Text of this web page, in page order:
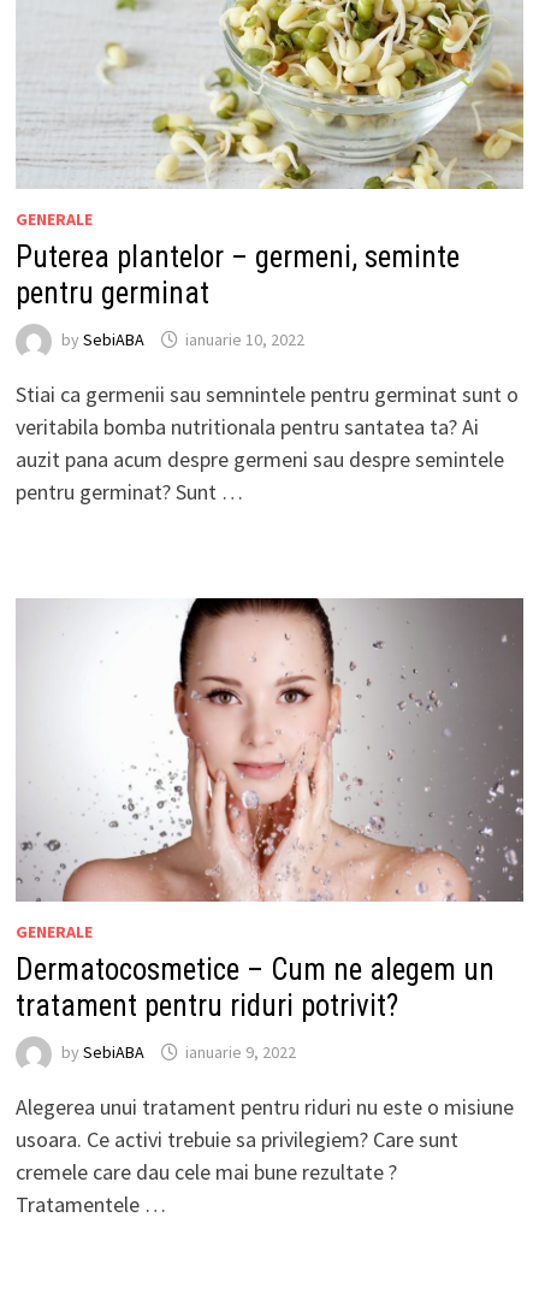
GENERALE
Puterea plantelor – germeni, seminte
pentru germinat
by SebiABA ianuarie 10, 2022
Stiai ca germenii sau semnintele pentru germinat sunt o
veritabila bomba nutritionala pentru santatea ta? Ai
auzit pana acum despre germeni sau despre semintele
pentru germinat? Sunt …
GENERALE
Dermatocosmetice – Cum ne alegem un
tratament pentru riduri potrivit?
by SebiABA ianuarie 9, 2022
Alegerea unui tratament pentru riduri nu este o misiune
usoara. Ce activi trebuie sa privilegiem? Care sunt
cremele care dau cele mai bune rezultate ?
Tratamentele …